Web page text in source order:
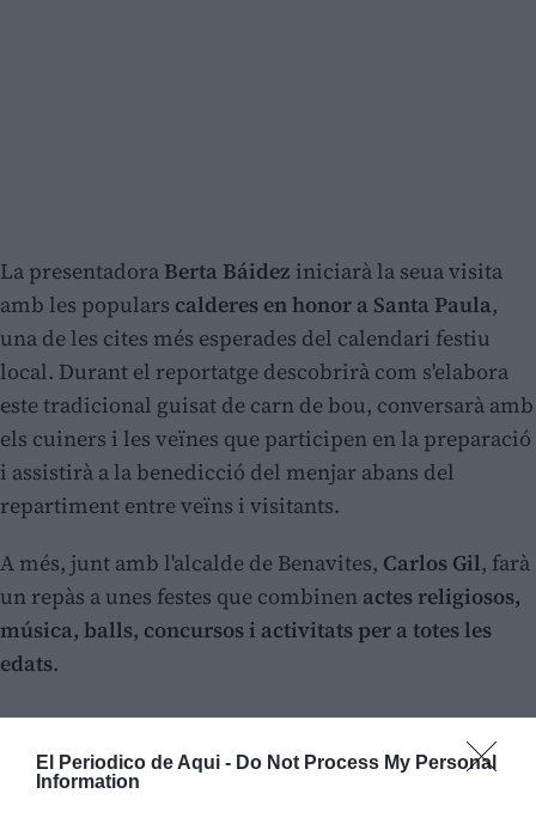
El Periodico de Aqui - Do Not Process My Personal
Information
La presentadora Berta Báidez iniciarà la seua visita
amb les populars calderes en honor a Santa Paula,
una de les cites més esperades del calendari festiu
local. Durant el reportatge descobrirà com s'elabora
este tradicional guisat de carn de bou, conversarà amb
els cuiners i les veïnes que participen en la preparació
i assistirà a la benedicció del menjar abans del
repartiment entre veïns i visitants.
A més, junt amb l'alcalde de Benavites, Carlos Gil, farà
un repàs a unes festes que combinen actes religiosos,
música, balls, concursos i activitats per a totes les
edats.